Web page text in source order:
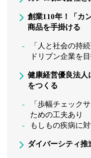
創業110年！「カ
商品を手掛ける
「人と社会の持
ドリブン企業を
健康経営優良法人
をつくる
「歩幅チェック
ための工夫あり
もしもの疾病に
ダイバーシティ推